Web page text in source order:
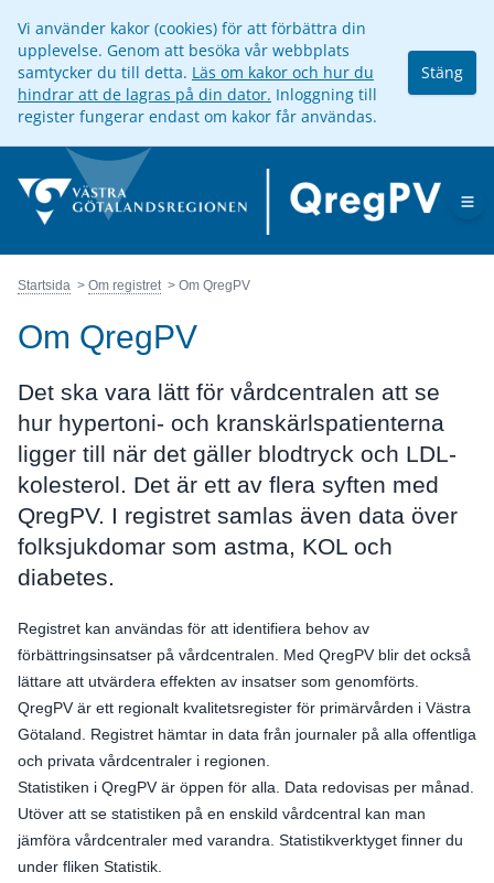
Vi använder kakor (cookies) för att förbättra din
upplevelse. Genom att besöka vår webbplats
samtycker du till detta. Läs om kakor och hur du
hindrar att de lagras på din dator. Inloggning till
register fungerar endast om kakor får användas.
Stäng
Startsida Om registret Om QregPV
Om QregPV
Det ska vara lätt för vårdcentralen att se
hur hypertoni- och kranskärlspatienterna
ligger till när det gäller blodtryck och LDL-
kolesterol. Det är ett av flera syften med
QregPV. I registret samlas även data över
folksjukdomar som astma, KOL och
diabetes.
Registret kan användas för att identifiera behov av
förbättringsinsatser på vårdcentralen. Med QregPV blir det också
lättare att utvärdera effekten av insatser som genomförts.
QregPV är ett regionalt kvalitetsregister för primärvården i Västra
Götaland. Registret hämtar in data från journaler på alla offentliga
och privata vårdcentraler i regionen.
Statistiken i QregPV är öppen för alla. Data redovisas per månad.
Utöver att se statistiken på en enskild vårdcentral kan man
jämföra vårdcentraler med varandra. Statistikverktyget finner du
under fliken Statistik.